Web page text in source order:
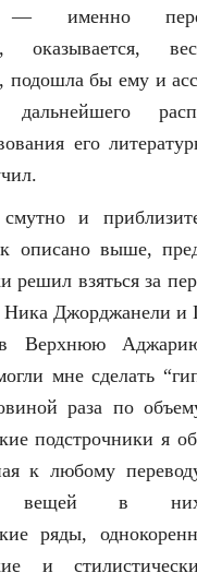
— именно
оказывается,
подошла бы ему и
его
и
описано выше,
решил взяться за
Ника Джорджанели
Верхнюю
мне сделать
раза по
подстрочники я
к любому
вещей в них
ряды,
и